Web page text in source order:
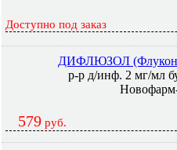
Доступно под заказ
ДИФЛЮЗОЛ
р-р д/инф. 2 мг/мл
579 руб.